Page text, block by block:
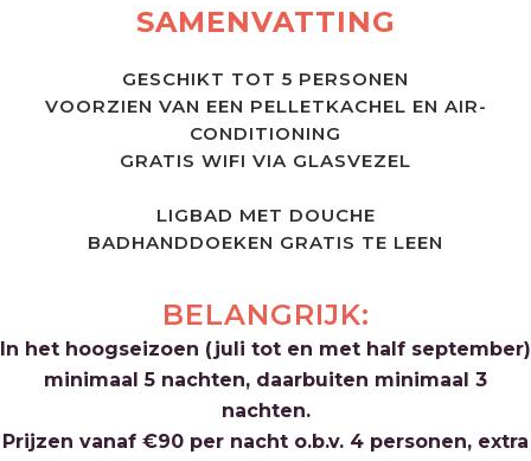
SAMENVATTING
GESCHIKT TOT 5 PERSONEN
VOORZIEN VAN EEN PELLETKACHEL EN AIR-
CONDITIONING
GRATIS WIFI VIA GLASVEZEL
LIGBAD MET DOUCHE
BADHANDDOEKEN GRATIS TE LEEN
BELANGRIJK:
In het hoogseizoen (juli tot en met half september)
minimaal 5 nachten, daarbuiten minimaal 3
nachten.
Prijzen vanaf €90 per nacht o.b.v. 4 personen, extra